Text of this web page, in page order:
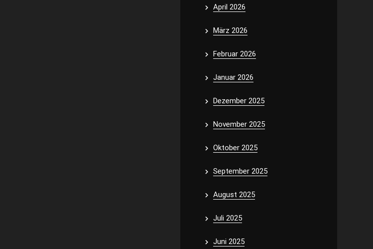
April 2026
März 2026
Februar 2026
Januar 2026
Dezember 2025
November 2025
Oktober 2025
September 2025
August 2025
Juli 2025
Juni 2025